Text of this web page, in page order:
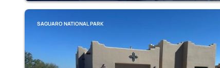
SAGUARO NATIONAL PARK